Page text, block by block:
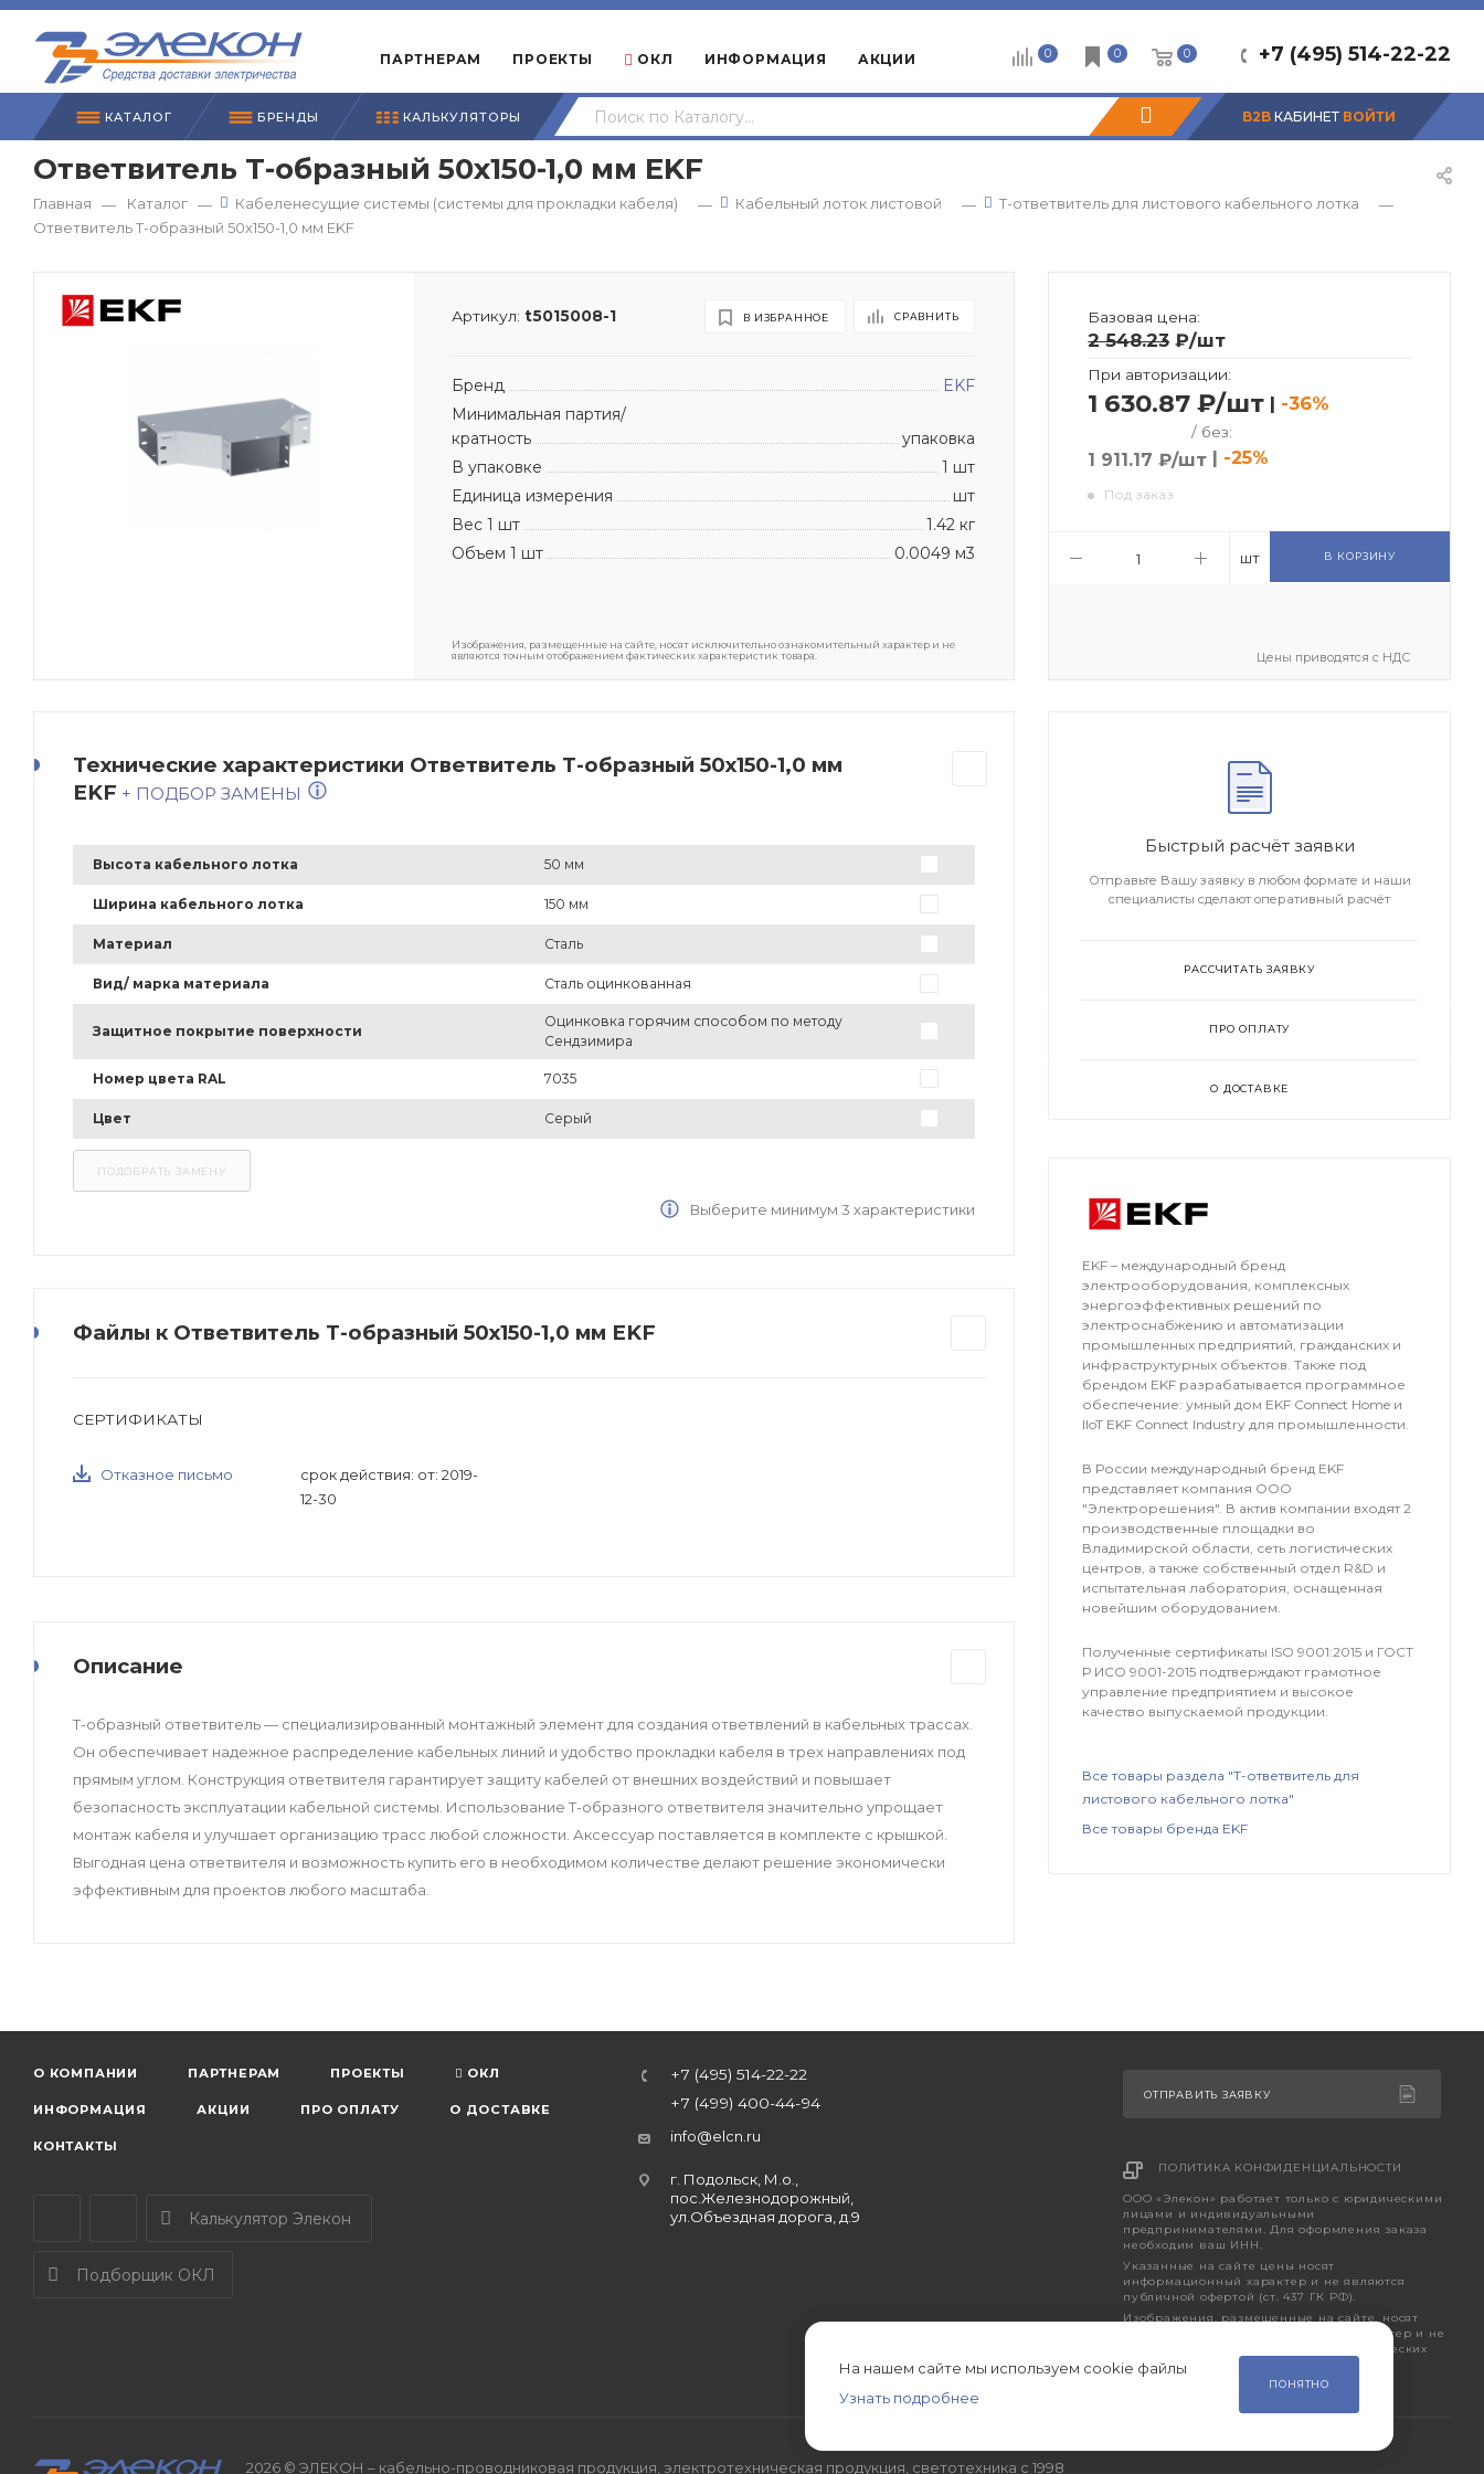
ПАРТНЕРАМ ПРОЕКТЫ ОКЛ ИНФОРМАЦИЯ АКЦИИ +7 (495) 514-22-22
0 0 0
B2B КАБИНЕТ ВОЙТИ
КАТАЛОГ БРЕНДЫ КАЛЬКУЛЯТОРЫ
Ответвитель Т-образный 50х150-1,0 мм EKF
Главная — Каталог — Кабеленесущие системы (системы для прокладки кабеля) — Кабельный лоток листовой — Т-ответвитель для листового кабельного лотка
—
Ответвитель Т-образный 50х150-1,0 мм EKF
Артикул: t5015008-1 В ИЗБРАННОЕ СРАВНИТЬ
Бренд
EKF
Минимальная партия/
кратность
упаковка
В упаковке
1 шт
Единица измерения
шт
Вес 1 шт
1.42 кг
Объем 1 шт
0.0049 м3
Изображения, размещенные на сайте, носят исключительно ознакомительный характер и не
являются точным отображением фактических характеристик товара.
Базовая цена:
2 548.23₽/шт
При авторизации:
1 630.87 ₽/шт | -36%
/ без:
1 911.17 ₽/шт | -25%
Под заказ
шт В КОРЗИНУ
Цены приводятся с НДС
Технические характеристики Ответвитель Т-образный 50х150-1,0 мм
EKF + ПОДБОР ЗАМЕНЫ
Высота кабельного лотка 50 мм
Ширина кабельного лотка 150 мм
Материал Сталь
Вид/ марка материала Сталь оцинкованная
Защитное покрытие поверхности
Оцинковка горячим способом по методу
Сендзимира
Номер цвета RAL 7035
Цвет Серый
Выберите минимум 3 характеристики
Файлы к Ответвитель Т-образный 50х150-1,0 мм EKF
СЕРТИФИКАТЫ
Отказное письмо
срок действия: от: 2019-
12-30
Описание
Т-образный ответвитель — специализированный монтажный элемент для создания ответвлений в кабельных трассах.
Он обеспечивает надежное распределение кабельных линий и удобство прокладки кабеля в трех направлениях под
прямым углом. Конструкция ответвителя гарантирует защиту кабелей от внешних воздействий и повышает
безопасность эксплуатации кабельной системы. Использование Т-образного ответвителя значительно упрощает
монтаж кабеля и улучшает организацию трасс любой сложности. Аксессуар поставляется в комплекте с крышкой.
Выгодная цена ответвителя и возможность купить его в необходимом количестве делают решение экономически
эффективным для проектов любого масштаба.
Быстрый расчёт заявки
Отправьте Вашу заявку в любом формате и наши
специалисты сделают оперативный расчёт
РАССЧИТАТЬ ЗАЯВКУ
ПРО ОПЛАТУ
О ДОСТАВКЕ
EKF – международный бренд
электрооборудования, комплексных
энергоэффективных решений по
электроснабжению и автоматизации
промышленных предприятий, гражданских и
инфраструктурных объектов. Также под
брендом EKF разрабатывается программное
обеспечение: умный дом EKF Connect Home и
IIoT EKF Connect Industry для промышленности.
В России международный бренд EKF
представляет компания OOO
"Электрорешения". В актив компании входят 2
производственные площадки во
Владимирской области, сеть логистических
центров, а также собственный отдел R&D и
испытательная лаборатория, оснащенная
новейшим оборудованием.
Полученные сертификаты ISO 9001:2015 и ГОСТ
Р ИСО 9001-2015 подтверждают грамотное
управление предприятием и высокое
качество выпускаемой продукции.
Все товары раздела "Т-ответвитель для
листового кабельного лотка"
Все товары бренда EKF
О КОМПАНИИ ПАРТНЕРАМ ПРОЕКТЫ ОКЛ
ИНФОРМАЦИЯ АКЦИИ ПРО ОПЛАТУ О ДОСТАВКЕ
КОНТАКТЫ
Калькулятор Элекон
Подборщик ОКЛ
+7 (495) 514-22-22
+7 (499) 400-44-94
info@elcn.ru
г. Подольск, М.о.,
пос.Железнодорожный,
ул.Объездная дорога, д.9
ОТПРАВИТЬ ЗАЯВКУ
ПОЛИТИКА КОНФИДЕНЦИАЛЬНОСТИ
ООО «Элекон» работает только с юридическими
лицами и индивидуальными
предпринимателями. Для оформления заказа
необходим ваш ИНН.
Указанные на сайте цены носят
информационный характер и не являются
публичной офертой (ст. 437 ГК РФ).
Изображения, размещенные на сайте, носят
исключительно ознакомительный характер и не
являются точным отображением фактических
характеристик товара.
2026 © ЭЛЕКОН – кабельно-проводниковая продукция, электротехническая продукция, светотехника с 1998
На нашем сайте мы используем cookie файлы
Узнать подробнее
ПОНЯТНО